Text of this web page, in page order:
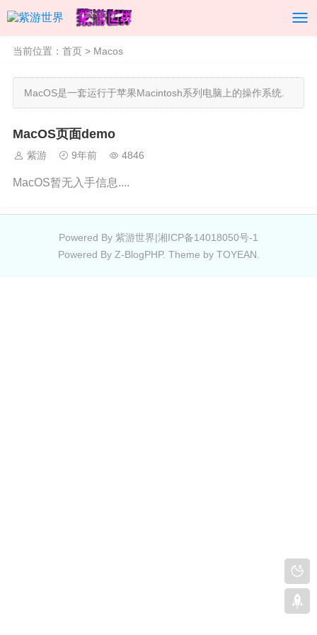
当前位置： 首页 > Macos
MacOS是一套运行于苹果Macintosh系列电脑上的操作系统.
MacOS页面demo
紫游 9年前 4846
MacOS暂无入手信息....
Powered By 紫游世界|湘ICP备14018050号-1
Powered By Z-BlogPHP. Theme by TOYEAN